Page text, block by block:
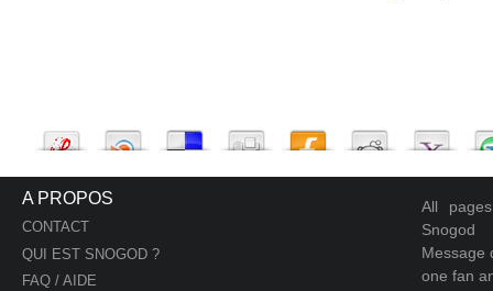
A PROPOS
CONTACT
QUI EST SNOGOD ?
FAQ / AIDE
All
Snogod
Message
one fan